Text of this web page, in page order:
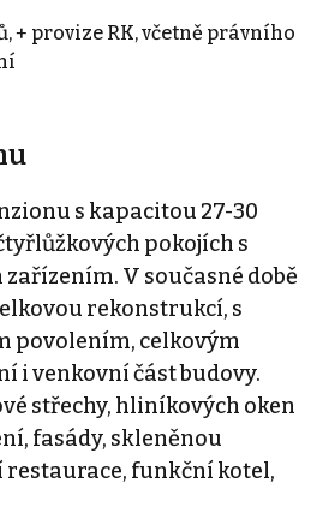
+ provize RK, včetně právního
s kapacitou 27-30
pokojích s
V současné době
rekonstrukcí, s
povolením, celkovým
i venkovní část budovy.
střechy, hliníkových oken
fasády, skleněnou
funkční kotel,